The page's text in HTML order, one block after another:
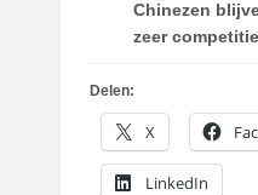
Chinezen
zeer
Delen:
X
LinkedIn